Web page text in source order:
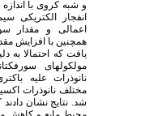
انفجار الکتریکی
اعمالی و مقدار
همچنین با افزایش
یافت که احتمالا به
مولکول­های
نانوذرات علیه
مختلف نانوذرات
شد. نتایج نشان دادند